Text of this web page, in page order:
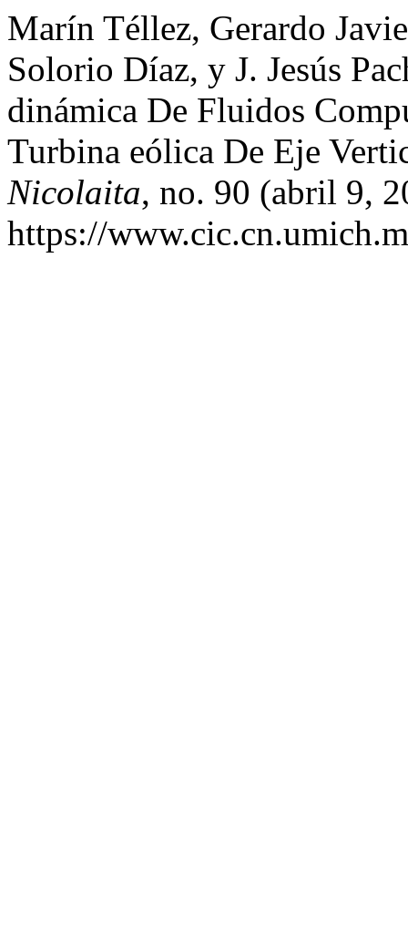
Marín Téllez, Gerardo
Solorio Díaz, y J. Jesús
dinámica De Fluidos
Turbina eólica De Eje
Nicolaita, no. 90 (abril 9,
https://